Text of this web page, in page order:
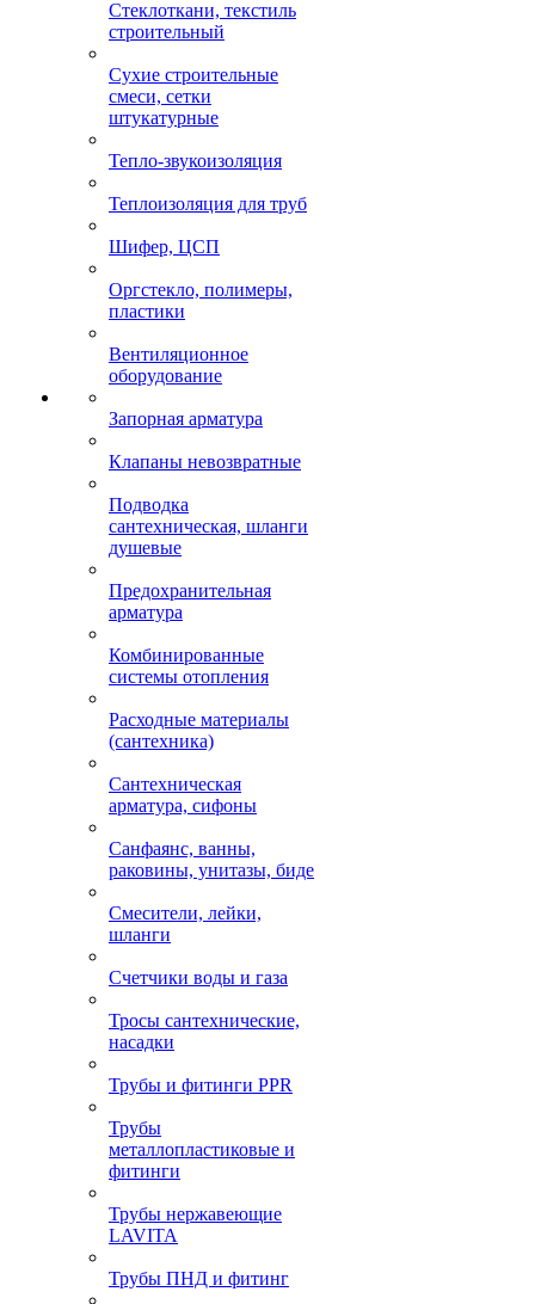
Стеклоткани, текстиль
строительный
Сухие строительные
смеси, сетки
штукатурные
Тепло-звукоизоляция
Теплоизоляция для труб
Шифер, ЦСП
Оргстекло, полимеры,
пластики
Вентиляционное
оборудование
Запорная арматура
Клапаны невозвратные
Подводка
сантехническая, шланги
душевые
Предохранительная
арматура
Комбинированные
системы отопления
Расходные материалы
(сантехника)
Сантехническая
арматура, сифоны
Санфаянс, ванны,
раковины, унитазы, биде
Смесители, лейки,
шланги
Счетчики воды и газа
Тросы сантехнические,
насадки
Трубы и фитинги PPR
Трубы
металлопластиковые и
фитинги
Трубы нержавеющие
LAVITA
Трубы ПНД и фитинг